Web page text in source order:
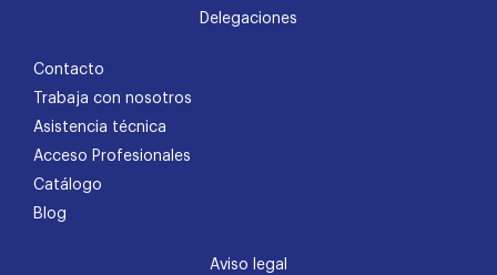
Delegaciones
Contacto
Trabaja con nosotros
Asistencia técnica
Acceso Profesionales
Catálogo
Blog
Aviso legal